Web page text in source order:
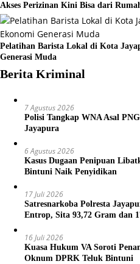
Akses Perizinan Kini Bisa dari
Pelatihan Barista Lokal di Kota
Generasi Muda
Berita Kriminal
7 Agustus 2026
Polisi Tangkap WNA Asal
Jayapura
6 Agustus 2026
Kasus Dugaan Penipuan
Bintuni Naik Penyidikan
17 Juli 2026
Satresnarkoba Polresta
Entrop, Sita 93,72 Gram dan
16 Juli 2026
Kuasa Hukum VA Soroti
Oknum DPRK Teluk Bintuni